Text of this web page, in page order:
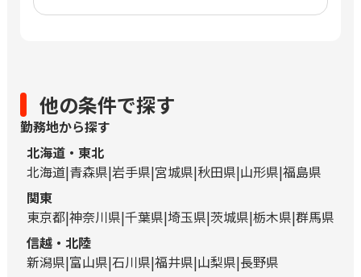
他の条件で探す
勤務地から探す
北海道・東北
北海道 青森県 岩手県 宮城県 秋田県 山形県 福島県
関東
東京都 神奈川県 千葉県 埼玉県 茨城県 栃木県 群馬県
信越・北陸
新潟県 富山県 石川県 福井県 山梨県 長野県